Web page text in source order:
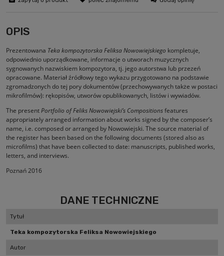
OPIS
Prezentowana Teka kompozytorska Feliksa Nowowiejskiego kompletuje,
odpowiednio uporządkowane, informacje o utworach muzycznych
sygnowanych nazwiskiem kompozytora, tj. jego autorstwa lub przezeń
opracowane. Materiał źródłowy tego wykazu przygotowano na podstawie
zgromadzonych do tej pory dokumentów (przechowywanych także w postaci
mikrofilmów): rękopisów, utworów opublikowanych, listów i wywiadów.
The presentPortfolio of Feliks Nowowiejski’s Compositionsfeatures
appropriately arranged information about works signed by the composer’s
name, i.e. composed or arranged by Nowowiejski. The source material of
the register has been based on the following documents (stored also as
microfilms) that have been collected to date: manuscripts, published works,
letters, and interviews.
Poznań 2016
DANE TECHNICZNE
Tytuł
Teka kompozytorska Feliksa Nowowiejskiego
Autor